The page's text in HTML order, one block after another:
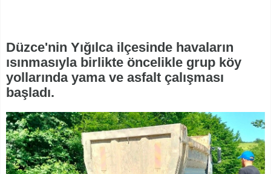
Düzce'nin Yığılca ilçesinde havaların
ısınmasıyla birlikte öncelikle grup köy
yollarında yama ve asfalt çalışması
başladı.